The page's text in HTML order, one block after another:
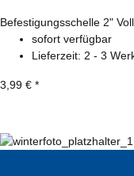
Befestigungsschelle 2"
sofort verfügbar
Lieferzeit: 2 - 3
3,99 € *